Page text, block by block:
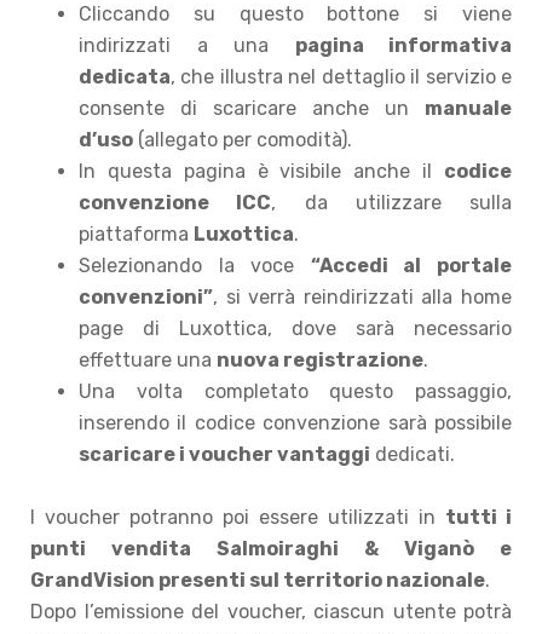
Cliccando su questo bottone si viene
indirizzati a una pagina informativa
dedicata, che illustra nel dettaglio il servizio e
consente di scaricare anche un manuale
d’uso (allegato per comodità).
In questa pagina è visibile anche il codice
convenzione ICC, da utilizzare sulla
piattaforma Luxottica.
Selezionando la voce “Accedi al portale
convenzioni”, si verrà reindirizzati alla home
page di Luxottica, dove sarà necessario
effettuare una nuova registrazione.
Una volta completato questo passaggio,
inserendo il codice convenzione sarà possibile
scaricare i voucher vantaggi dedicati.
I voucher potranno poi essere utilizzati in tutti i
punti vendita Salmoiraghi & Viganò e
GrandVision presenti sul territorio nazionale.
Dopo l’emissione del voucher, ciascun utente potrà